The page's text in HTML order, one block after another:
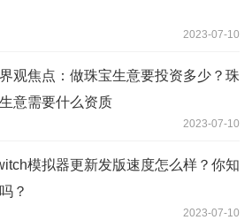
2023-07-10
观焦点：做珠宝生意要投资多少？珠
意需要什么资质
2023-07-10
模拟器更新发版速度怎么样？你知
？
2023-07-10